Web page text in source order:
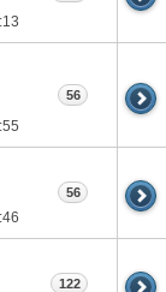
56
56
122